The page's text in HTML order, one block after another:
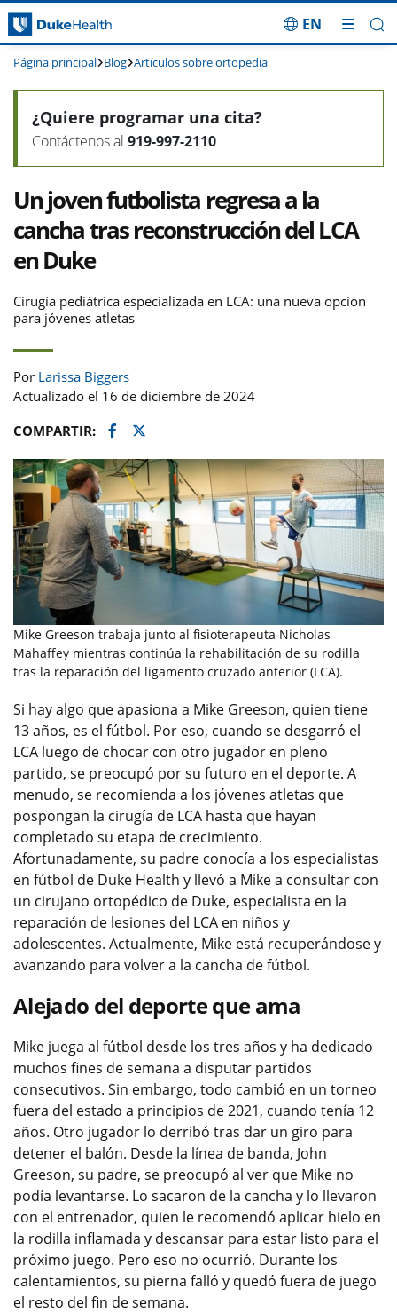
Saltar navegación
EN
Página principal Blog Artículos sobre ortopedia
Un joven futbolista regresa a la
cancha tras reconstrucción del LCA
en Duke
Cirugía pediátrica especializada en LCA: una nueva opción
para jóvenes atletas
Por Larissa Biggers
Actualizado el 16 de diciembre de 2024
COMPARTIR:
Facebook
Twitter
¿Quiere programar una cita?
Contáctenos al 919-997-2110
Mike Greeson trabaja junto al fisioterapeuta Nicholas
Mahaffey mientras continúa la rehabilitación de su rodilla
tras la reparación del ligamento cruzado anterior (LCA).
Si hay algo que apasiona a Mike Greeson, quien tiene
13 años, es el fútbol. Por eso, cuando se desgarró el
LCA luego de chocar con otro jugador en pleno
partido, se preocupó por su futuro en el deporte. A
menudo, se recomienda a los jóvenes atletas que
pospongan la cirugía de LCA hasta que hayan
completado su etapa de crecimiento.
Afortunadamente, su padre conocía a los especialistas
en fútbol de Duke Health y llevó a Mike a consultar con
un cirujano ortopédico de Duke, especialista en la
reparación de lesiones del LCA en niños y
adolescentes. Actualmente, Mike está recuperándose y
avanzando para volver a la cancha de fútbol.
Alejado del deporte que ama
Mike juega al fútbol desde los tres años y ha dedicado
muchos fines de semana a disputar partidos
consecutivos. Sin embargo, todo cambió en un torneo
fuera del estado a principios de 2021, cuando tenía 12
años. Otro jugador lo derribó tras dar un giro para
detener el balón. Desde la línea de banda, John
Greeson, su padre, se preocupó al ver que Mike no
podía levantarse. Lo sacaron de la cancha y lo llevaron
con el entrenador, quien le recomendó aplicar hielo en
la rodilla inflamada y descansar para estar listo para el
próximo juego. Pero eso no ocurrió. Durante los
calentamientos, su pierna falló y quedó fuera de juego
el resto del fin de semana.